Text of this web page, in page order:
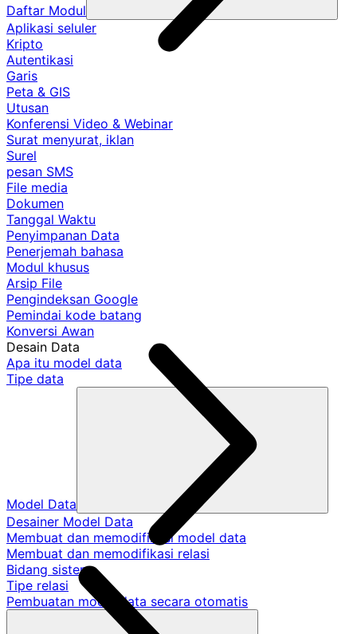
Daftar Modul
Aplikasi seluler
Kripto
Autentikasi
Garis
Peta & GIS
Utusan
Konferensi Video & Webinar
Surat menyurat, iklan
Surel
pesan SMS
File media
Dokumen
Tanggal Waktu
Penyimpanan Data
Penerjemah bahasa
Modul khusus
Arsip File
Pengindeksan Google
Pemindai kode batang
Konversi Awan
Desain Data
Apa itu model data
Tipe data
Model Data
Desainer Model Data
Membuat dan memodifikasi model data
Membuat dan memodifikasi relasi
Bidang sistem
Tipe relasi
Pembuatan model data secara otomatis